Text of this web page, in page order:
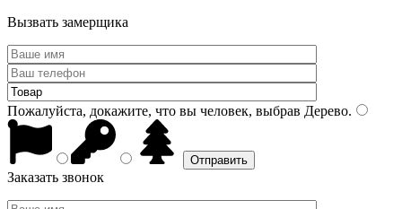
Вызвать замерщика
Пожалуйста, докажите, что вы человек, выбрав Дерево.
Заказать звонок